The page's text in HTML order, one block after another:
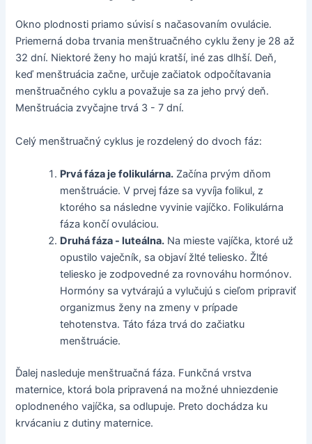
Okno plodnosti priamo súvisí s načasovaním ovulácie.
Priemerná doba trvania menštruačného cyklu ženy je 28 až
32 dní. Niektoré ženy ho majú kratší, iné zas dlhší. Deň,
keď menštruácia začne, určuje začiatok odpočítavania
menštruačného cyklu a považuje sa za jeho prvý deň.
Menštruácia zvyčajne trvá 3 - 7 dní.
Celý menštruačný cyklus je rozdelený do dvoch fáz:
Prvá fáza je folikulárna. Začína prvým dňom
menštruácie. V prvej fáze sa vyvíja folikul, z
ktorého sa následne vyvinie vajíčko. Folikulárna
fáza končí ovuláciou.
Druhá fáza - luteálna. Na mieste vajíčka, ktoré už
opustilo vaječník, sa objaví žlté teliesko. Žlté
teliesko je zodpovedné za rovnováhu hormónov.
Hormóny sa vytvárajú a vylučujú s cieľom pripraviť
organizmus ženy na zmeny v prípade
tehotenstva. Táto fáza trvá do začiatku
menštruácie.
Ďalej nasleduje menštruačná fáza. Funkčná vrstva
maternice, ktorá bola pripravená na možné uhniezdenie
oplodneného vajíčka, sa odlupuje. Preto dochádza ku
krvácaniu z dutiny maternice.